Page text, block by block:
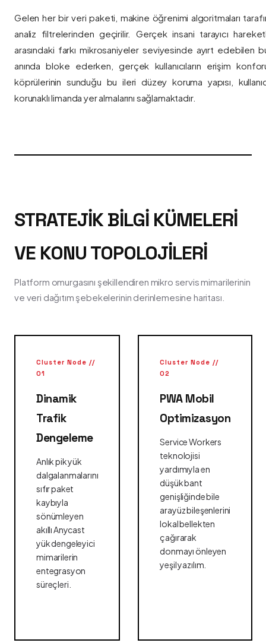
Gelen her bir veri paketi, makine öğrenimi algoritmaları
analiz filtrelerinden geçirilir. Gerçek insani tarayıcı
arasındaki farkı mikrosaniyeler seviyesinde ayırt edebilen
anında bloke ederken, gerçek kullanıcıların erişim
köprülerinin sunduğu bu ileri düzey koruma yapısı,
korunaklı limanda yer almalarını sağlamaktadır.
STRATEJIK BILGI KÜMELERI
VE KONU TOPOLOJILERI
Platform omurgasını şekillendiren mikro servis mimarilerinin
ve veri dağıtım şebekelerinin derinlemesine haritası.
Cluster Node //
01
Dinamik
Trafik
Dengeleme
Anlık pik yük
dalgalanmalarını
sıfır paket
kaybıyla
sönümleyen
akıllı Anycast
yük dengeleyici
mimarilerin
entegrasyon
süreçleri.
Cluster Node //
02
PWA Mobil
Optimizasyon
Service Workers
teknolojisi
yardımıyla en
düşük bant
genişliğinde bile
arayüz bileşenlerini
lokal bellekten
çağırarak
donmayı önleyen
yeşil yazılım.